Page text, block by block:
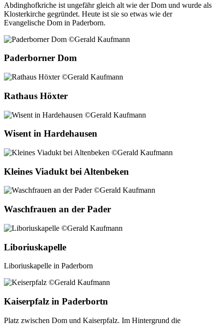
Abdinghofkriche ist ungefähr gleich alt wie der Dom und wurde als
Klosterkirche gegründet. Heute ist sie so etwas wie der
Evangelische Dom in Paderborn.
Paderborner Dom
Rathaus Höxter
Wisent in Hardehausen
Kleines Viadukt bei Altenbeken
Waschfrauen an der Pader
Liboriuskapelle
Liboriuskapelle in Paderborn
Kaiserpfalz in Paderbortn
Platz zwischen Dom und Kaiserpfalz. Im Hintergrund die